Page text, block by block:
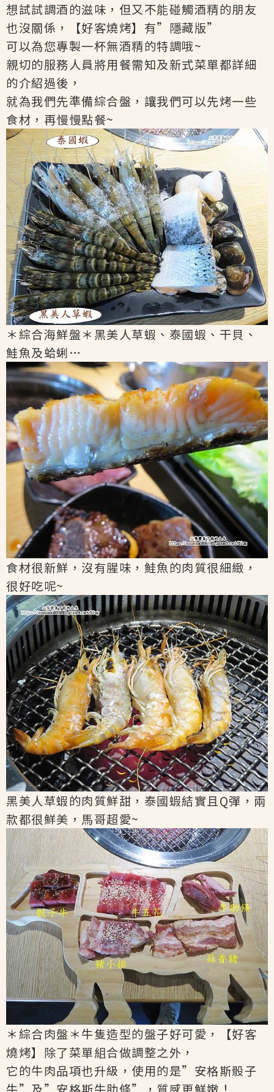
想試試調酒的滋味，但又不能碰觸酒精的朋友
也沒關係，【好客燒烤】有”隱藏版”
可以為您專製一杯無酒精的特調哦~
親切的服務人員將用餐需知及新式菜單都詳細
的介紹過後，
就為我們先準備綜合盤，讓我們可以先烤一些
食材，再慢慢點餐~
＊綜合海鮮盤＊黑美人草蝦、泰國蝦、干貝、
鮭魚及蛤蜊…
食材很新鮮，沒有腥味，鮭魚的肉質很細緻，
很好吃呢~
黑美人草蝦的肉質鮮甜，泰國蝦結實且Q彈，兩
款都很鮮美，馬哥超愛~
＊綜合肉盤＊牛隻造型的盤子好可愛，【好客
燒烤】除了菜單組合做調整之外，
它的牛肉品項也升級，使用的是”安格斯骰子